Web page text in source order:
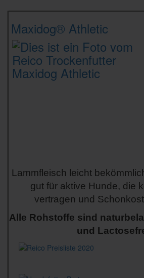
Maxidog® Athletic
Lammfleisch leicht
gut für aktive Hunde, die
vertragen und
Alle Rohstoffe sind
und